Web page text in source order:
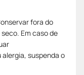
fora do
Em caso de
suspenda o